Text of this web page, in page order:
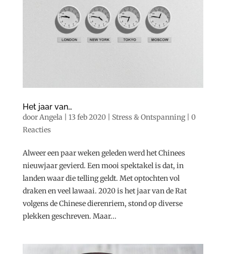
Het jaar van…
door Angela 13 feb 2020| Stress & Ontspanning| 0
Reacties
Alweer een paar weken geleden werd het Chinees
nieuwjaar gevierd. Een mooi spektakel is dat, in
landen waar die telling geldt. Met optochten vol
draken en veel lawaai. 2020 is het jaar van de Rat
volgens de Chinese dierenriem, stond op diverse
plekken geschreven. Maar...